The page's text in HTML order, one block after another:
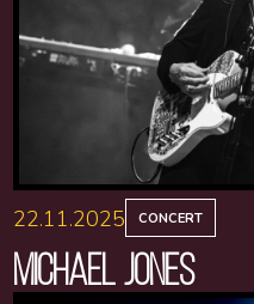
22.11.2025 CONCERT
MICHAEL JONES